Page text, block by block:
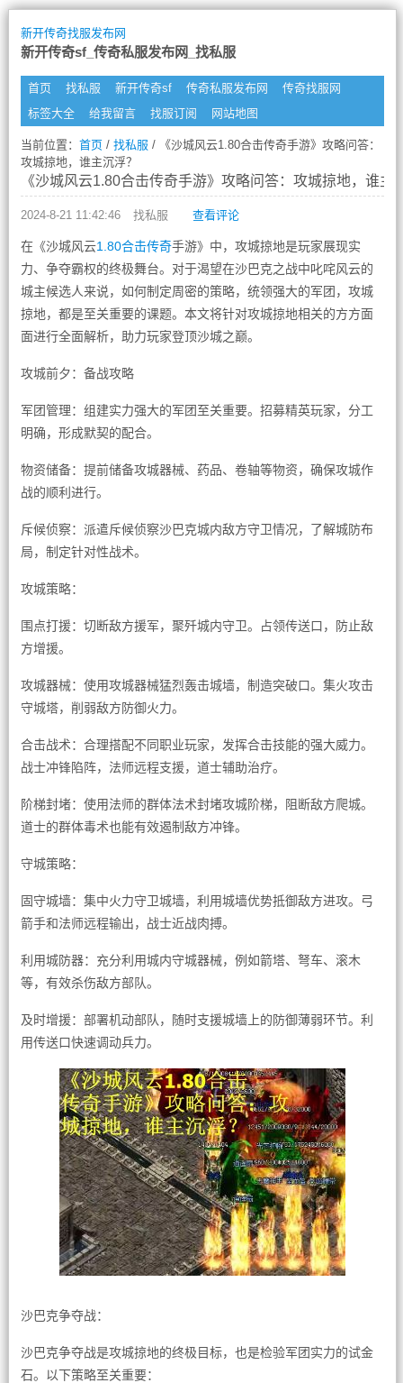
新开传奇找服发布网
新开传奇sf_传奇私服发布网_找私服
首页 找私服 新开传奇sf 传奇私服发布网
传奇找服网
标签大全
给我留言 找服订阅 网站地图
当前位置： 首页/ 找私服 / 《沙城风云1.80合击传奇手游》攻略问答：
攻城掠地，谁主沉浮？
《沙城风云1.80合击传奇手游》攻略问答：攻城掠地，谁主
2024-8-21 11:42:46 找私服 查看评论
在《沙城风云1.80合击传奇手游》中，攻城掠地是玩家展现实
力、争夺霸权的终极舞台。对于渴望在沙巴克之战中叱咤风云的
城主候选人来说，如何制定周密的策略，统领强大的军团，攻城
掠地，都是至关重要的课题。本文将针对攻城掠地相关的方方面
面进行全面解析，助力玩家登顶沙城之巅。
攻城前夕：备战攻略
军团管理：组建实力强大的军团至关重要。招募精英玩家，分工
明确，形成默契的配合。
物资储备：提前储备攻城器械、药品、卷轴等物资，确保攻城作
战的顺利进行。
斥候侦察：派遣斥候侦察沙巴克城内敌方守卫情况，了解城防布
局，制定针对性战术。
攻城策略：
围点打援：切断敌方援军，聚歼城内守卫。占领传送口，防止敌
方增援。
攻城器械：使用攻城器械猛烈轰击城墙，制造突破口。集火攻击
守城塔，削弱敌方防御火力。
合击战术：合理搭配不同职业玩家，发挥合击技能的强大威力。
战士冲锋陷阵，法师远程支援，道士辅助治疗。
阶梯封堵：使用法师的群体法术封堵攻城阶梯，阻断敌方爬城。
道士的群体毒术也能有效遏制敌方冲锋。
守城策略：
固守城墙：集中火力守卫城墙，利用城墙优势抵御敌方进攻。弓
箭手和法师远程输出，战士近战肉搏。
利用城防器：充分利用城内守城器械，例如箭塔、弩车、滚木
等，有效杀伤敌方部队。
及时增援：部署机动部队，随时支援城墙上的防御薄弱环节。利
用传送口快速调动兵力。
沙巴克争夺战：
沙巴克争夺战是攻城掠地的终极目标，也是检验军团实力的试金
石。以下策略至关重要：